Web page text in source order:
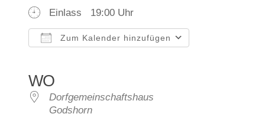
Einlass
19:00 Uhr
Zum Kalender hinzufügen
WO
Dorfgemeinschaftshaus
Godshorn